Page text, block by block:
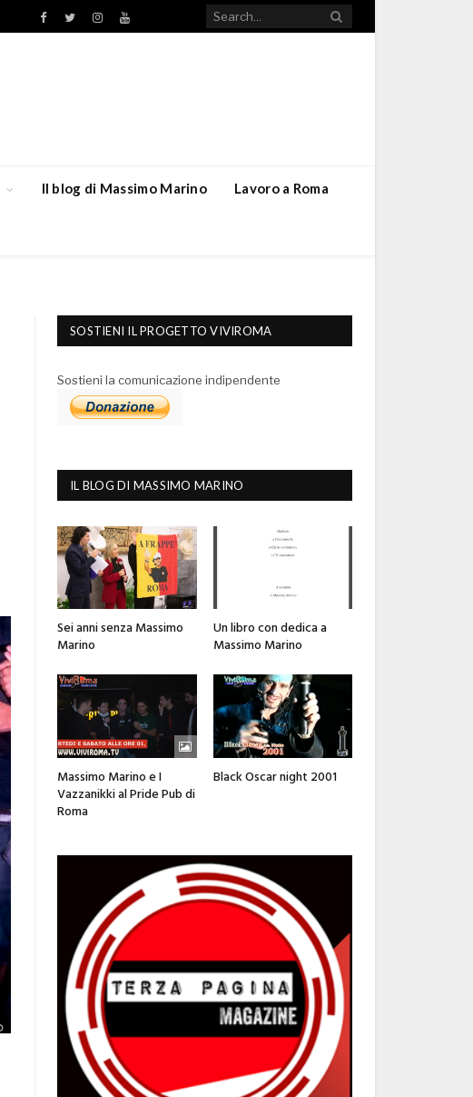
Facebook
TwitterInstagramYouTube
Il blog di Massimo Marino Lavoro a Roma
SOSTIENI IL PROGETTO VIVIROMA
Sostieni la comunicazione indipendente
IL BLOG DI MASSIMO MARINO
Sei anni senza Massimo
Marino
Un libro con dedica a
Massimo Marino
Massimo Marino e I
Vazzanikki al Pride Pub di
Roma
Black Oscar night 2001